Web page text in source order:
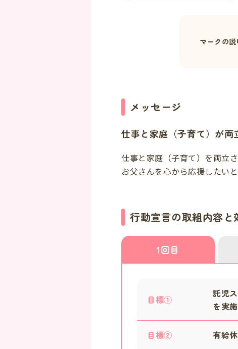
マークの説
メッセージ
仕事と家庭（子育て）が両
仕事と家庭（子育て）を両立
お父さんを心から応援したいと
行動宣言の取組内容と
1回目
目標①
託児
を実
目標② 有給